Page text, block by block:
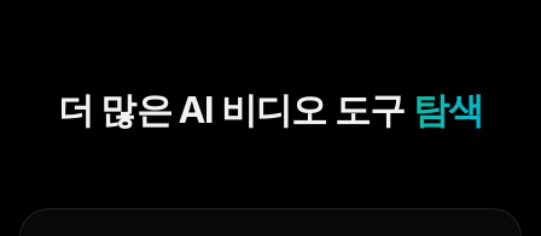
더 많은 AI 비디오 도구 탐색